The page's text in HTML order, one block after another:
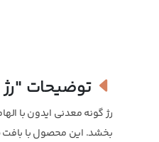
توضیحات
رژ گونه معدنی ایدون با
بخشد. این محصول با